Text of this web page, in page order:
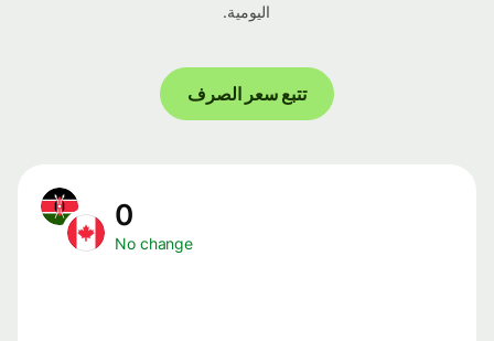
اليومية.
تتبع سعر الصرف
No change